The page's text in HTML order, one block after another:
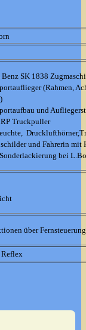
Benz SK 1838
(Rahmen,
und
Truckpuller
und Fahrerin mit
bei
über
Reflex